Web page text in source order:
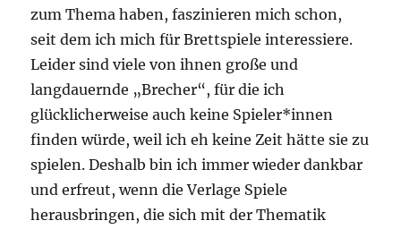
zum Thema haben, faszinieren mich schon,
seit dem ich mich für Brettspiele interessiere.
Leider sind viele von ihnen große und
langdauernde „Brecher“, für die ich
glücklicherweise auch keine Spieler*innen
finden würde, weil ich eh keine Zeit hätte sie zu
spielen. Deshalb bin ich immer wieder dankbar
und erfreut, wenn die Verlage Spiele
herausbringen, die sich mit der Thematik